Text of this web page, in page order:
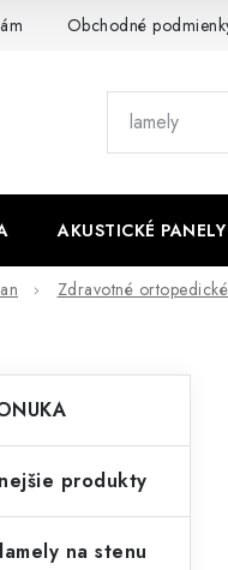
Obchodné
AKUSTICKÉ
Zdravotné
produkty
na stenu